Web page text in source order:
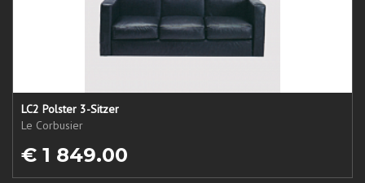
LC2 Polster 3-Sitzer
Le Corbusier
€ 1 849.00